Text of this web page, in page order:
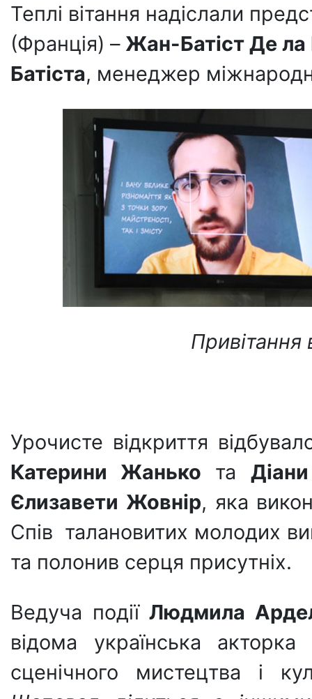
Теплі вітання надіслали
(Франція) – Жан-Батіст Де ла
Батіста, менеджер
Привітання
Урочисте відкриття
Катерини Жанько та
Єлизавети Жовнір, яка
Спів талановитих молодих
та полонив серця присутніх.
Ведуча події Людмила
відома українська
сценічного мистецтва і